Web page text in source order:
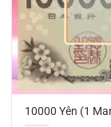
10000 Yên (1